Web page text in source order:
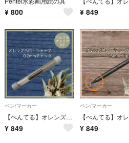
¥ 800 ¥ 849
ペン/マーカー
【ぺんてる】オレンズネロ・シャープ 0.2mm 交換用チャック
¥ 849
ペン/マーカー
¥ 849